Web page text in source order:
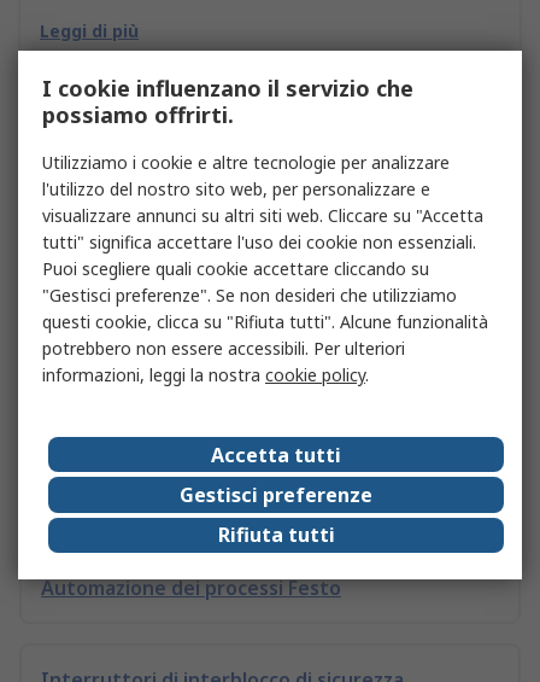
Leggi di più
Link consigliati
Accessori per avvisatori acustici e luminosi
Connettori per automazione
Automazione e controllo di processo
Automazione dei processi Festo
I cookie influenzano il servizio che
possiamo offrirti.
Utilizziamo i cookie e altre tecnologie per analizzare
l'utilizzo del nostro sito web, per personalizzare e
visualizzare annunci su altri siti web. Cliccare su "Accetta
tutti" significa accettare l'uso dei cookie non essenziali.
Puoi scegliere quali cookie accettare cliccando su
"Gestisci preferenze". Se non desideri che utilizziamo
questi cookie, clicca su "Rifiuta tutti". Alcune funzionalità
potrebbero non essere accessibili. Per ulteriori
informazioni, leggi la nostra cookie policy.
Accetta tutti
Gestisci preferenze
Rifiuta tutti